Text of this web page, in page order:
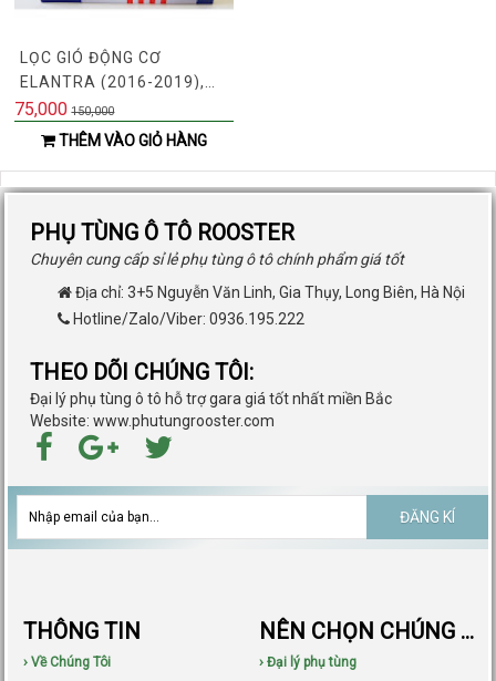
LỌC GIÓ ĐỘNG CƠ
ELANTRA (2016-2019),
CERATO 2019, KONA (MÃ:
28113F2000)
75,000 150,000
THÊM VÀO GIỎ HÀNG
PHỤ TÙNG Ô TÔ ROOSTER
Chuyên cung cấp sỉ lẻ phụ tùng ô tô chính phẩm giá tốt
Địa chỉ: 3+5 Nguyễn Văn Linh, Gia Thụy, Long Biên, Hà Nội
Hotline/Zalo/Viber: 0936.195.222
THEO DÕI CHÚNG TÔI:
Đại lý phụ tùng ô tô hỗ trợ gara giá tốt nhất miền Bắc
Website: www.phutungrooster.com
ĐĂNG KÍ
THÔNG TIN
› Về Chúng Tôi
NÊN CHỌN CHÚNG TÔI
› Đại lý phụ tùng